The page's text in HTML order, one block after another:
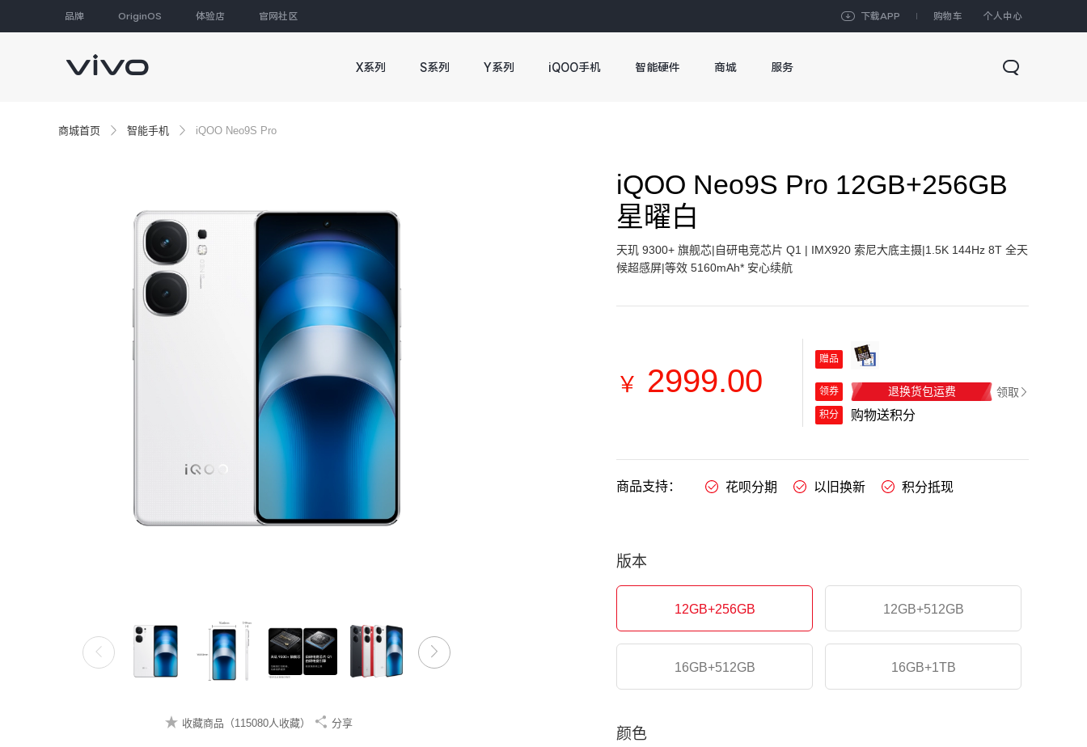
品牌 OriginOS 体验店 官网社区 下载APP 购物车 个人中心
X系列 S系列 Y系列 iQOO手机 智能硬件 商城 服务
商城首页 智能手机 iQOO Neo9S Pro
收藏商品（115080人收藏） 分享
iQOO Neo9S Pro 12GB+256GB
星曜白
天玑 9300+ 旗舰芯|自研电竞芯片 Q1 | IMX920 索尼大底主摄|1.5K 144Hz 8T 全天
候超感屏|等效 5160mAh* 安心续航
￥ 2999.00
赠品
领券 退换货包运费 领取
积分 购物送积分
商品支持： 花呗分期 以旧换新 积分抵现
版本
12GB+256GB 12GB+512GB
16GB+512GB 16GB+1TB
颜色